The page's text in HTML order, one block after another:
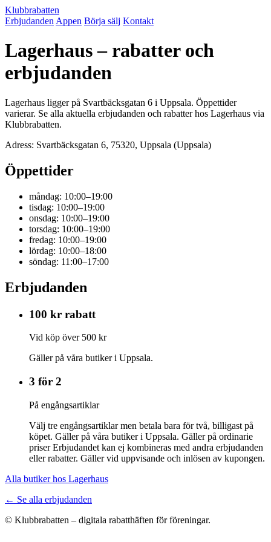
Klubbrabatten
Erbjudanden Appen Börja sälj Kontakt
Lagerhaus – rabatter och
erbjudanden
Lagerhaus ligger på Svartbäcksgatan 6 i Uppsala. Öppettider
varierar. Se alla aktuella erbjudanden och rabatter hos Lagerhaus via
Klubbrabatten.
Adress: Svartbäcksgatan 6, 75320, Uppsala (Uppsala)
Öppettider
måndag: 10:00–19:00
tisdag: 10:00–19:00
onsdag: 10:00–19:00
torsdag: 10:00–19:00
fredag: 10:00–19:00
lördag: 10:00–18:00
söndag: 11:00–17:00
Erbjudanden
100 kr rabatt
Vid köp över 500 kr
Gäller på våra butiker i Uppsala.
3 för 2
På engångsartiklar
Välj tre engångsartiklar men betala bara för två, billigast på
köpet. Gäller på våra butiker i Uppsala. Gäller på ordinarie
priser Erbjudandet kan ej kombineras med andra erbjudanden
eller rabatter. Gäller vid uppvisande och inlösen av kupongen.
Alla butiker hos Lagerhaus
← Se alla erbjudanden
© Klubbrabatten – digitala rabatthäften för föreningar.